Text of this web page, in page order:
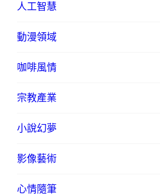
人工智慧
動漫領域
咖啡風情
宗教產業
小說幻夢
影像藝術
心情隨筆